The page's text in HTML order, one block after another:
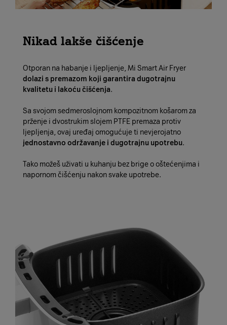
Nikad lakše čišćenje
Otporan na habanje i ljepljenje, Mi Smart Air Fryer
dolazi s premazom koji garantira dugotrajnu
kvalitetu i lakoću čišćenja.
Sa svojom sedmeroslojnom kompozitnom košarom za
prženje i dvostrukim slojem PTFE premaza protiv
ljepljenja, ovaj uređaj omogućuje ti nevjerojatno
jednostavno održavanje i dugotrajnu upotrebu.
Tako možeš uživati u kuhanju bez brige o oštećenjima i
napornom čišćenju nakon svake upotrebe.